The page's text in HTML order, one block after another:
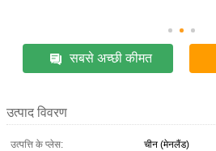
सबसे अच्छी कीमत
उत्पाद विवरण
उत्पत्ति के प्लेस:
चीन (मेनलैंड)